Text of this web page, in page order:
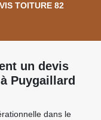
TOITURE 82
un devis
Puygaillard
dans le